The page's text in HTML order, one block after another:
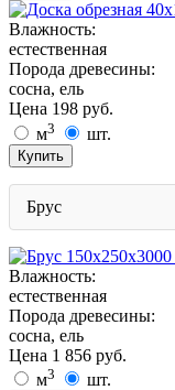
Влажность:
естественная
Порода древесины:
сосна, ель
Цена 198 руб.
м3 шт.
Купить
Брус
Влажность:
естественная
Порода древесины:
сосна, ель
Цена 1 856 руб.
м3 шт.